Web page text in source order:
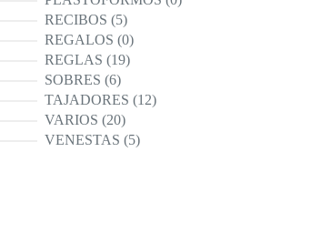
RECIBOS 55
productos
REGALOS 00
productos
REGLAS 1919
SOBRES 66
productos
TAJADORES 1212
VARIOS 2020
productos
VENESTAS 55